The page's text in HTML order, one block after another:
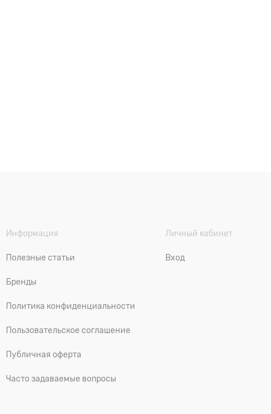
Информация
Полезные статьи
Бренды
Политика конфиденциальности
Пользовательское соглашение
Публичная оферта
Часто задаваемые вопросы
Личный кабинет
Вход